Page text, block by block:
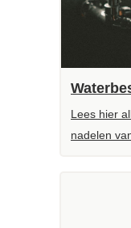
Lees hier
nadelen